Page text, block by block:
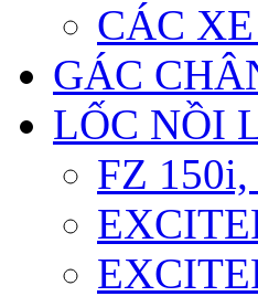
CÁC
GÁC
LỐC NỒI
FZ 150i,